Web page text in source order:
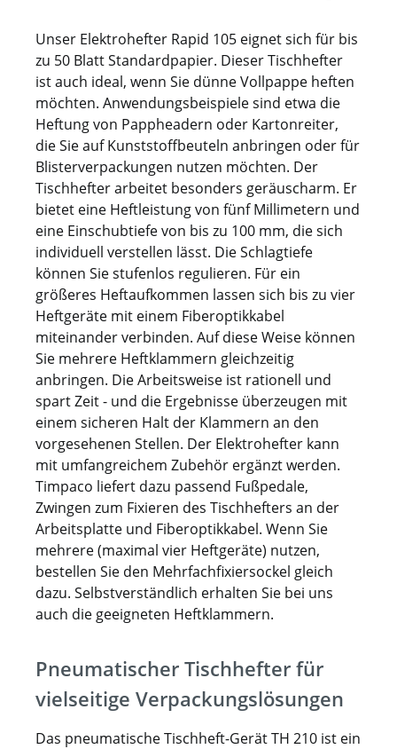
Unser Elektrohefter Rapid 105 eignet sich für bis
zu 50 Blatt Standardpapier. Dieser Tischhefter
ist auch ideal, wenn Sie dünne Vollpappe heften
möchten. Anwendungsbeispiele sind etwa die
Heftung von Pappheadern oder Kartonreiter,
die Sie auf Kunststoffbeuteln anbringen oder für
Blisterverpackungen nutzen möchten. Der
Tischhefter arbeitet besonders geräuscharm. Er
bietet eine Heftleistung von fünf Millimetern und
eine Einschubtiefe von bis zu 100 mm, die sich
individuell verstellen lässt. Die Schlagtiefe
können Sie stufenlos regulieren. Für ein
größeres Heftaufkommen lassen sich bis zu vier
Heftgeräte mit einem Fiberoptikkabel
miteinander verbinden. Auf diese Weise können
Sie mehrere Heftklammern gleichzeitig
anbringen. Die Arbeitsweise ist rationell und
spart Zeit - und die Ergebnisse überzeugen mit
einem sicheren Halt der Klammern an den
vorgesehenen Stellen. Der Elektrohefter kann
mit umfangreichem Zubehör ergänzt werden.
Timpaco liefert dazu passend Fußpedale,
Zwingen zum Fixieren des Tischhefters an der
Arbeitsplatte und Fiberoptikkabel. Wenn Sie
mehrere (maximal vier Heftgeräte) nutzen,
bestellen Sie den Mehrfachfixiersockel gleich
dazu. Selbstverständlich erhalten Sie bei uns
auch die geeigneten Heftklammern.
Pneumatischer Tischhefter für
vielseitige Verpackungslösungen
Das pneumatische Tischheft-Gerät TH 210 ist ein